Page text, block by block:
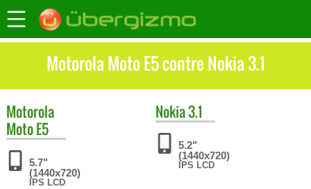
Motorola Moto E5 contre Nokia 3.1
Motorola
Moto E5
5.7"
(1440x720)
IPS LCD
Nokia3.1
5.2"
(1440x720)
IPS LCD